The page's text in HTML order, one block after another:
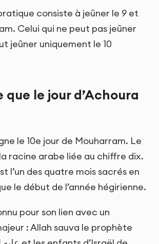
consiste à jeûner le 9 et
Celui qui ne peut pas jeûner
jeûner uniquement le 10
que le jour d’Achoura
le 10e jour de Mouharram. Le
racine arabe liée au chiffre dix.
l’un des quatre mois sacrés en
le début de l’année hégirienne.
pour son lien avec un
: Allah sauva le prophète